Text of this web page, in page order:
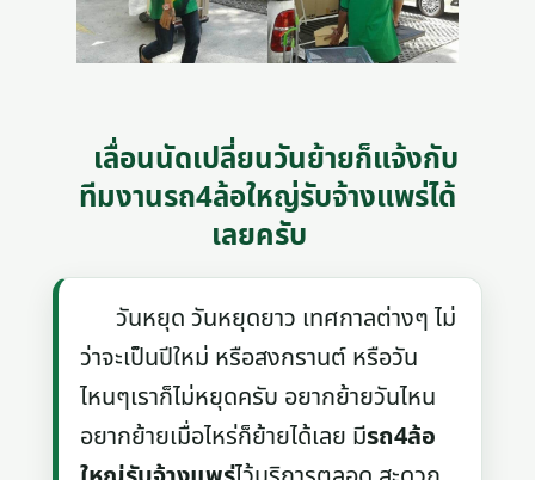
เลื่อนนัดเปลี่ยนวันย้ายก็แจ้งกับ
ทีมงานรถ4ล้อใหญ่รับจ้างแพร่ได้
เลยครับ
วันหยุด วันหยุดยาว เทศกาลต่างๆ ไม่
ว่าจะเป็นปีใหม่ หรือสงกรานต์ หรือวัน
ไหนๆเราก็ไม่หยุดครับ อยากย้ายวันไหน
อยากย้ายเมื่อไหร่ก็ย้ายได้เลย มีรถ4ล้อ